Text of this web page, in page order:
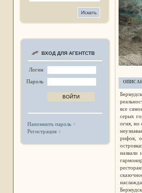
ВХОД ДЛЯ АГЕНТСТВ
Логин
Пароль
Напомнить пароль
Регистрация
все
серых
огня, но
рифов,
назвали